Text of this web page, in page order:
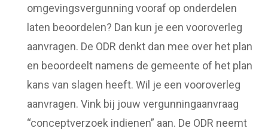
omgevingsvergunning vooraf op onderdelen
laten beoordelen? Dan kun je een vooroverleg
aanvragen. De ODR denkt dan mee over het plan
en beoordeelt namens de gemeente of het plan
kans van slagen heeft. Wil je een vooroverleg
aanvragen. Vink bij jouw vergunningaanvraag
“conceptverzoek indienen” aan. De ODR neemt